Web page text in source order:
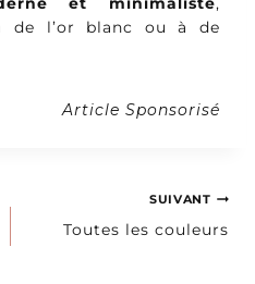
de l’or blanc ou à de
Article Sponsorisé
SUIVANT
Toutes les couleurs